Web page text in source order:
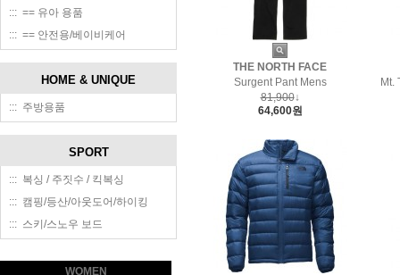
::: == 유아 용품
::: == 안전용/베이비케어
HOME & UNIQUE
::: 주방용품
SPORT
::: 복싱 / 주짓수 / 킥복싱
::: 캠핑/등산/아웃도어/하이킹
::: 스키/스노우 보드
WOMEN
THE NORTH FACE
Surgent Pant Mens
81,900↓
64,600원
Mt.